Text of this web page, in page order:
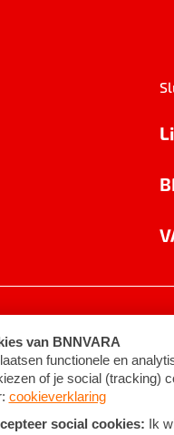
Algemene